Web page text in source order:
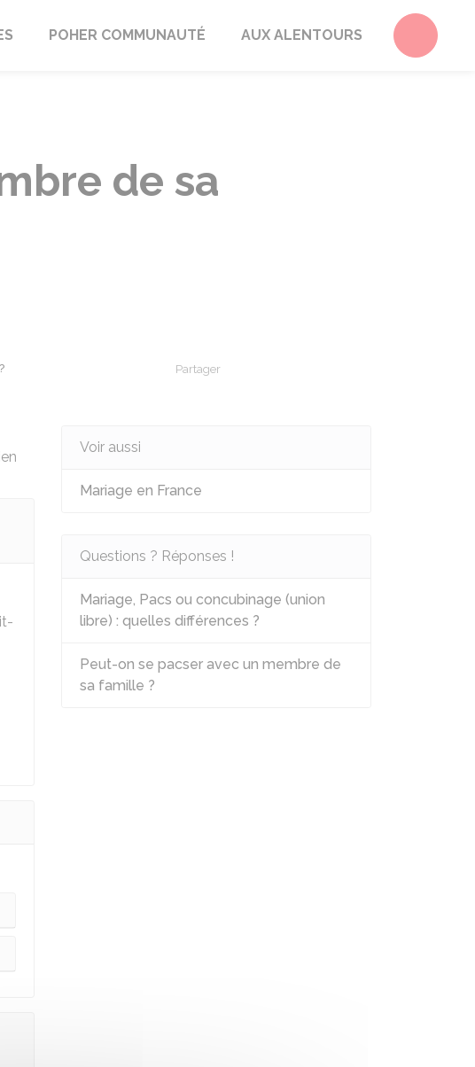
POHER COMMUNAUTÉ AUX ALENTOURS
de sa
Partager
Voir aussi
Mariage en France
Questions ? Réponses !
Mariage, Pacs ou concubinage (union
libre) : quelles différences ?
Peut-on se pacser avec un membre de
sa famille ?